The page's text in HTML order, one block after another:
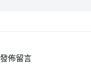
發佈留言